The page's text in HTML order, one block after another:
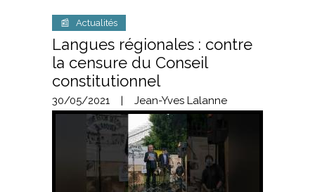
📰 Actualités
Langues régionales : contre
la censure du Conseil
constitutionnel
30/05/2021 | Jean-Yves Lalanne